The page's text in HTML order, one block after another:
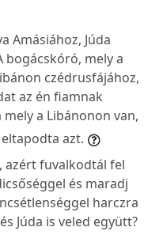
Amásiához, Júda
bogácskóró, mely a
czédrusfájához,
az én fiamnak
a Libánonon van,
azt.
azért fuvalkodtál fel
és maradj
harczra
Júda is veled együtt?